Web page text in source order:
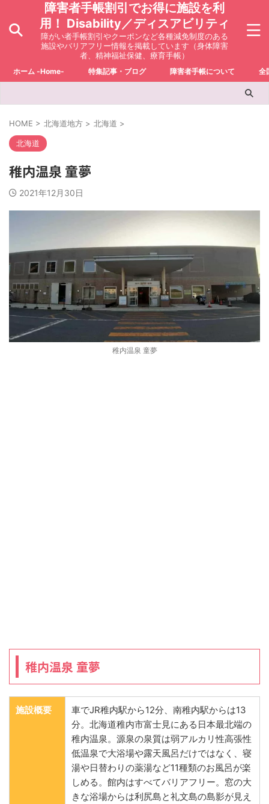
障害者手帳割引でお得に施設を利
用！ Disability／ディスアビリティ
障がい者手帳割引やクーポンなど各種減免制度のある
施設やバリアフリー情報を掲載しています（身体障害
者、精神福祉保健、療育手帳）
ホーム -Home- 特集記事・ブログ 障害者手帳について 全
HOME > 北海道地方 > 北海道 >
北海道
稚内温泉 童夢
2021年12月30日
稚内温泉 童夢
稚内温泉 童夢
施設概要
車でJR稚内駅から12分、南稚内駅からは13
分。北海道稚内市富士見にある日本最北端の
稚内温泉。源泉の泉質は弱アルカリ性高張性
低温泉で大浴場や露天風呂だけではなく、寝
湯や日替わりの薬湯など11種類のお風呂が楽
しめる。館内はすべてバリアフリー。窓の大
きな浴場からは利尻島と礼文島の島影が見え